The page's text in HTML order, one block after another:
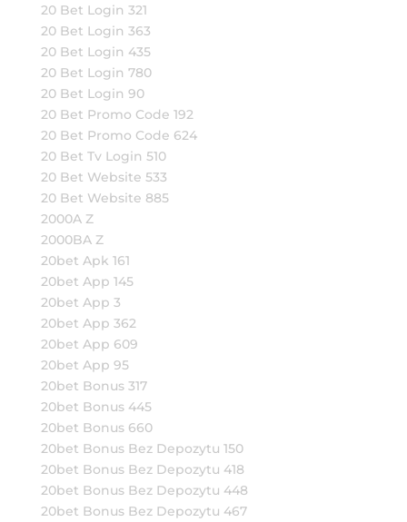
20 Bet Login 321
20 Bet Login 363
20 Bet Login 435
20 Bet Login 780
20 Bet Login 90
20 Bet Promo Code 192
20 Bet Promo Code 624
20 Bet Tv Login 510
20 Bet Website 533
20 Bet Website 885
2000A Z
2000BA Z
20bet Apk 161
20bet App 145
20bet App 3
20bet App 362
20bet App 609
20bet App 95
20bet Bonus 317
20bet Bonus 445
20bet Bonus 660
20bet Bonus Bez Depozytu 150
20bet Bonus Bez Depozytu 418
20bet Bonus Bez Depozytu 448
20bet Bonus Bez Depozytu 467